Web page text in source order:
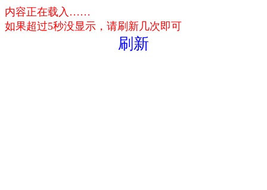
内容正在载入……
如果超过5秒没显示，请刷新几次即可
刷新